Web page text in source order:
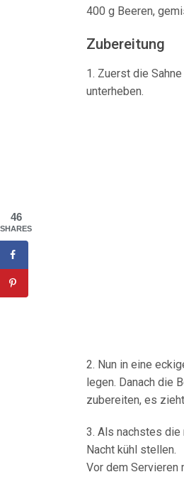
400 g Beeren,
Zubereitung
1. Zuerst die
unterheben.
2. Nun in eine
legen. Danach die
zubereiten, es
3. Als nachstes die
Nacht kühl stellen.
Vor dem Servieren
46
SHARES